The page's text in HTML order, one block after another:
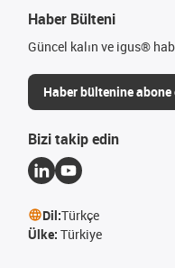
Haber Bülteni
Güncel kalın ve igus®
Haber bültenine
Bizi takip edin
Dil:Türkçe
Ülke: Türkiye